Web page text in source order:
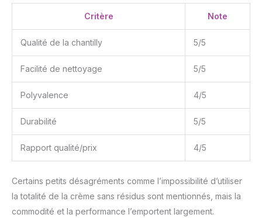
Critère Note
Qualité de la chantilly 5/5
Facilité de nettoyage 5/5
Polyvalence 4/5
Durabilité 5/5
Rapport qualité/prix 4/5
Certains petits désagréments comme l’impossibilité d’utiliser
la totalité de la crème sans résidus sont mentionnés, mais la
commodité et la performance l’emportent largement.